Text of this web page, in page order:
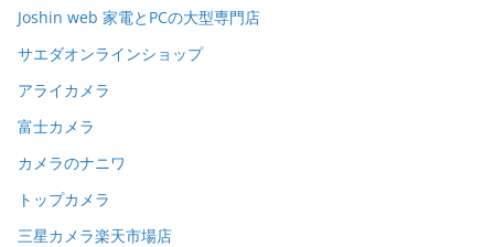
Joshin web 家電とPCの大型専門店
サエダオンラインショップ
アライカメラ
富士カメラ
カメラのナニワ
トップカメラ
三星カメラ楽天市場店